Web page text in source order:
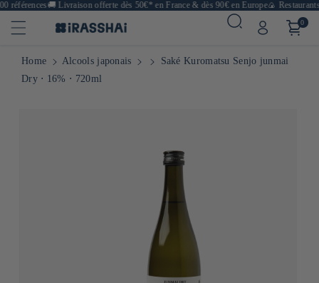
🚚Livraison offerte dès 50€* en France & dès 90€ en Europe🍙
0
Home Alcools japonais
Saké Kuromatsu Senjo junmai
Dry ⋅ 16% ⋅ 720ml